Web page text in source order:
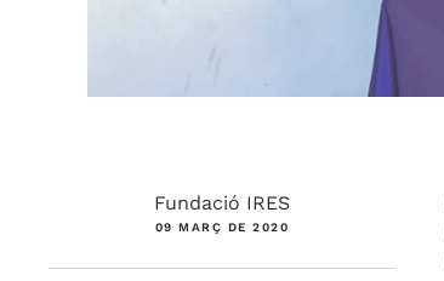
Fundació IRES
09 MARÇ DE 2020